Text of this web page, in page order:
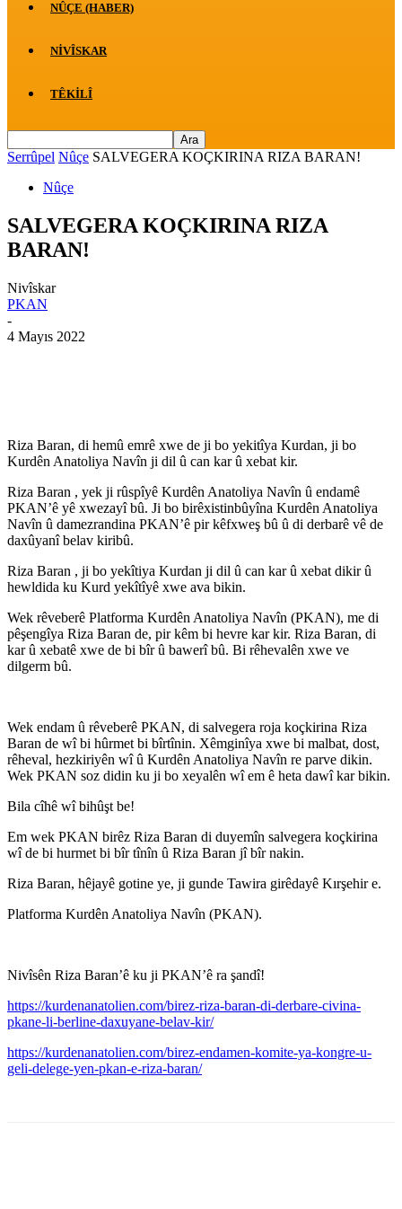
NÛÇE (HABER)
NIVÎSKAR
TÊKILÎ
Serrûpel Nûçe SALVEGERA KOÇKIRINA RIZA BARAN!
Nûçe
SALVEGERA KOÇKIRINA RIZA
BARAN!
Nivîskar
PKAN
-
4 Mayıs 2022
Riza Baran, di hemû emrê xwe de ji bo yekitîya Kurdan, ji bo
Kurdên Anatoliya Navîn ji dil û can kar û xebat kir.
Riza Baran , yek ji rûspîyê Kurdên Anatoliya Navîn û endamê
PKAN’ê yê xwezayî bû. Ji bo birêxistinbûyîna Kurdên Anatoliya
Navîn û damezrandina PKAN’ê pir kêfxweş bû û di derbarê vê de
daxûyanî belav kiribû.
Riza Baran , ji bo yekîtiya Kurdan ji dil û can kar û xebat dikir û
hewldida ku Kurd yekîtîyê xwe ava bikin.
Wek rêveberê Platforma Kurdên Anatoliya Navîn (PKAN), me di
pêşengîya Riza Baran de, pir kêm bi hevre kar kir. Riza Baran, di
kar û xebatê xwe de bi bîr û bawerî bû. Bi rêhevalên xwe ve
dilgerm bû.
Wek endam û rêveberê PKAN, di salvegera roja koçkirina Riza
Baran de wî bi hûrmet bi bîrtînin. Xêmginîya xwe bi malbat, dost,
rêheval, hezkiriyên wî û Kurdên Anatoliya Navîn re parve dikin.
Wek PKAN soz didin ku ji bo xeyalên wî em ê heta dawî kar bikin.
Bila cîhê wî bihûşt be!
Em wek PKAN birêz Riza Baran di duyemîn salvegera koçkirina
wî de bi hurmet bi bîr tînîn û Riza Baran jî bîr nakin.
Riza Baran, hêjayê gotine ye, ji gunde Tawira girêdayê Kırşehir e.
Platforma Kurdên Anatoliya Navîn (PKAN).
Nivîsên Riza Baran’ê ku ji PKAN’ê ra şandî!
https://kurdenanatolien.com/birez-riza-baran-di-derbare-civina-
pkane-li-berline-daxuyane-belav-kir/
https://kurdenanatolien.com/birez-endamen-komite-ya-kongre-u-
geli-delege-yen-pkan-e-riza-baran/